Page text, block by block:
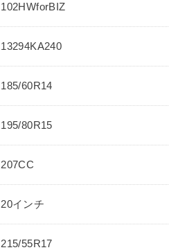
102HWforBIZ
13294KA240
185/60R14
195/80R15
207CC
20インチ
215/55R17